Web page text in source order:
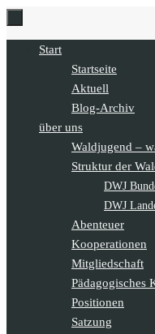
Zum
springenStart
Startseite
Aktuell
Blog-Archiv
über uns
Waldjugend –
Struktur der
DWJ
DWJ
Abenteuer
Kooperationen
Mitgliedschaft
Pädagogisches
Positionen
Satzung